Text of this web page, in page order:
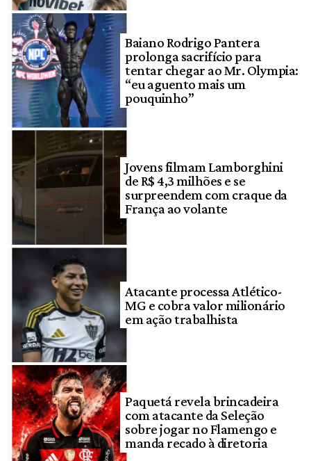
Baiano Rodrigo Pantera
prolonga sacrifício para
tentar chegar ao Mr. Olympia:
“eu aguento mais um
pouquinho”
Jovens filmam Lamborghini
de R$ 4,3 milhões e se
surpreendem com craque da
França ao volante
Atacante processa Atlético-
MG e cobra valor milionário
em ação trabalhista
Paquetá revela brincadeira
com atacante da Seleção
sobre jogar no Flamengo e
manda recado à diretoria